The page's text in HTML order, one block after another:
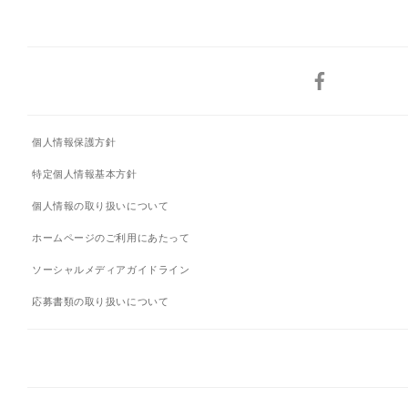
個人情報保護方針
特定個人情報基本方針
個人情報の取り扱いについて
ホームページのご利用にあたって
ソーシャルメディアガイドライン
応募書類の取り扱いについて